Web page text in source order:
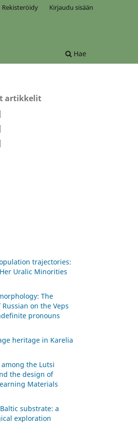
Hae
Rekisteröidy Kirjaudu sisään
artikkelit
trajectories:
Uralic Minorities
The
on the Veps
pronouns
heritage in Karelia
the Lutsi
the design of
Materials
substrate: a
exploration